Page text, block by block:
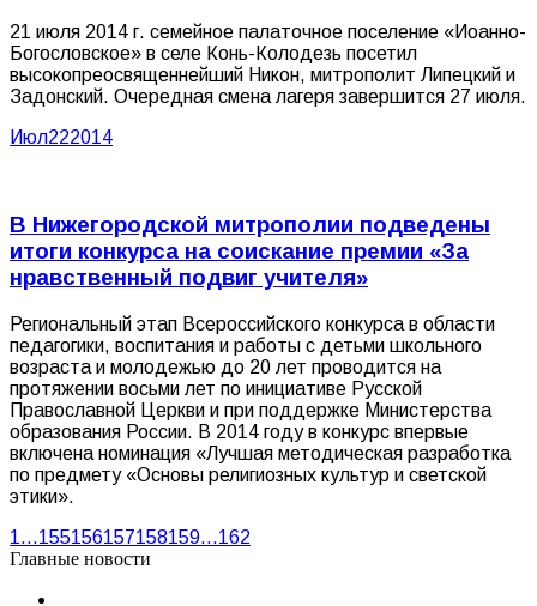
21 июля 2014 г. семейное палаточное поселение «Иоанно-
Богословское» в селе Конь-Колодезь посетил
высокопреосвященнейший Никон, митрополит Липецкий и
Задонский. Очередная смена лагеря завершится 27 июля.
Июл222014
В Нижегородской митрополии подведены
итоги конкурса на соискание премии «За
нравственный подвиг учителя»
Региональный этап Всероссийского конкурса в области
педагогики, воспитания и работы с детьми школьного
возраста и молодежью до 20 лет проводится на
протяжении восьми лет по инициативе Русской
Православной Церкви и при поддержке Министерства
образования России. В 2014 году в конкурс впервые
включена номинация «Лучшая методическая разработка
по предмету «Основы религиозных культур и светской
этики».
1…155156157158159…162
Главные новости